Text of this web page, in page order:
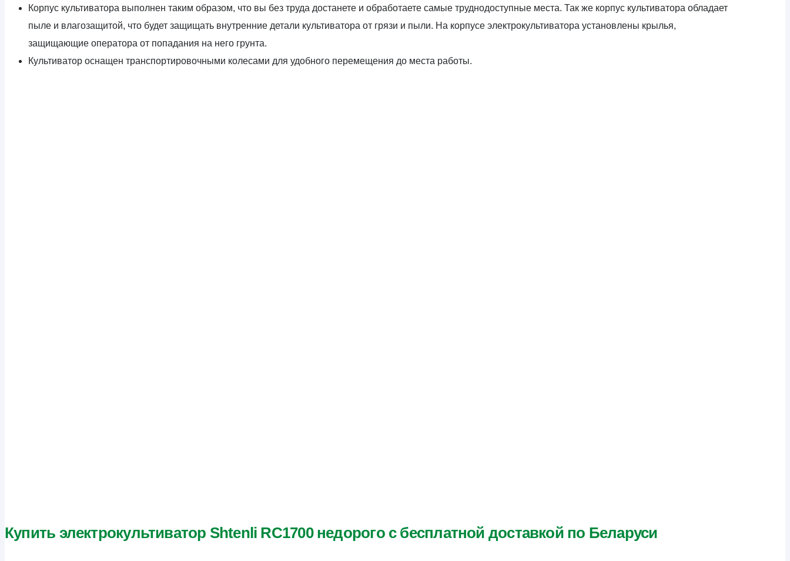
Корпус культиватора выполнен таким образом, что вы без труда достанете и обработаете самые труднодоступные места. Так же корпус культиватора обладает
пыле и влагозащитой, что будет защищать внутренние детали культиватора от грязи и пыли. На корпусе электрокультиватора установлены крылья,
защищающие оператора от попадания на него грунта.
Культиватор оснащен транспортировочными колесами для удобного перемещения до места работы.
Купить электрокультиватор Shtenli RC1700 недорого с бесплатной доставкой по Беларуси